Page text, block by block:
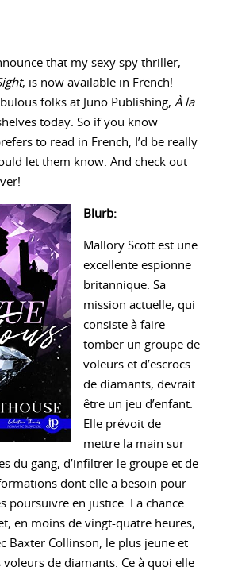
that my sexy spy thriller,
, is now available in French!
folks at Juno Publishing, À la
today. So if you know
to read in French, I’d be really
let them know. And check out
Blurb:
Mallory Scott est une
excellente espionne
britannique. Sa
mission actuelle, qui
consiste à faire
tomber un groupe de
voleurs et d’escrocs
de diamants, devrait
être un jeu d’enfant.
Elle prévoit de
mettre la main sur
du gang, d’infiltrer le groupe et de
dont elle a besoin pour
poursuivre en justice. La chance
en moins de vingt-quatre heures,
Baxter Collinson, le plus jeune et
voleurs de diamants. Ce à quoi elle